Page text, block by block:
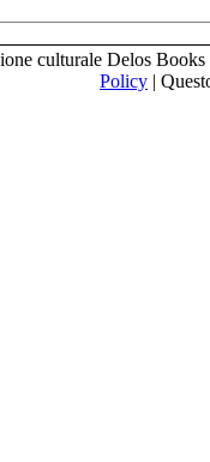
culturale Delos
Policy |